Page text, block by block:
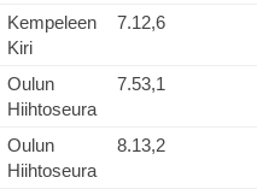
Kempeleen
Kiri
7.12,6
Oulun
Hiihtoseura
7.53,1
Oulun
Hiihtoseura
8.13,2